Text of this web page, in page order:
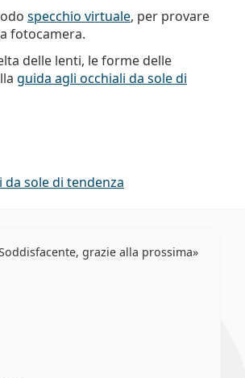
specchio virtuale, per provare
fotocamera.
delle lenti, le forme delle
guida agli occhiali da sole di
da sole di tendenza
grazie alla prossima